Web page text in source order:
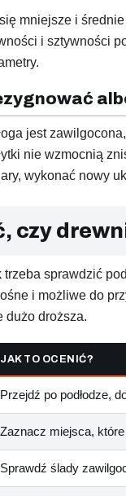
mniejsze i
i sztywności
jest
nie wzmocnią
wykonać nowy
czy
trzeba sprawdzić
i możliwe do
dużo droższa.
JAK TO OCENIĆ?
Przejdź po podłodze,
Zaznacz miejsca,
Sprawdź ślady